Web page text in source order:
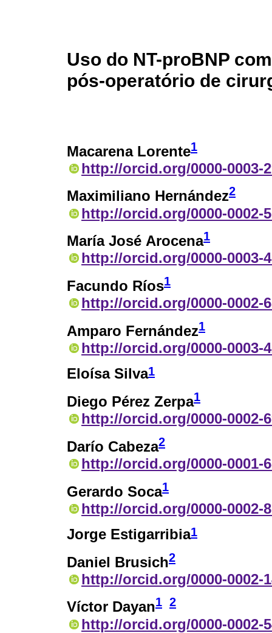
Uso do NT-proBNP
pós-operatório de
Macarena Lorente1
http://orcid.org/0000-0003-
Maximiliano Hernández2
http://orcid.org/0000-0002-
María José Arocena1
http://orcid.org/0000-0003-
Facundo Ríos1
http://orcid.org/0000-0002-
Amparo Fernández1
http://orcid.org/0000-0003-
Eloísa Silva1
Diego Pérez Zerpa1
http://orcid.org/0000-0002-
Darío Cabeza2
http://orcid.org/0000-0001-
Gerardo Soca1
http://orcid.org/0000-0002-
Jorge Estigarribia1
Daniel Brusich2
http://orcid.org/0000-0002-
Víctor Dayan1 2
http://orcid.org/0000-0002-